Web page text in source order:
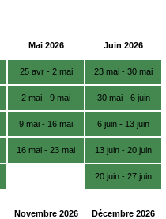
Mai 2026 Juin 2026
25 avr - 2 mai 23 mai - 30 mai
2 mai - 9 mai 30 mai - 6 juin
9 mai - 16 mai 6 juin - 13 juin
16 mai - 23 mai 13 juin - 20 juin
20 juin - 27 juin
Novembre 2026 Décembre 2026